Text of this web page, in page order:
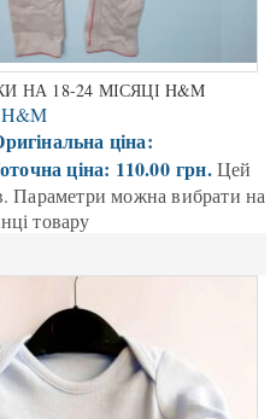
НА 18-24 МІСЯЦІ H&M
H&M
ціна:
ціна: 110.00 грн. Цей
Параметри можна вибрати на
товару